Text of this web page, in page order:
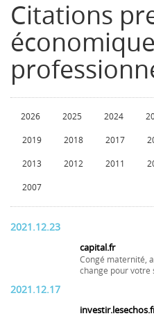
Citations
2026 2025 2024
2019 2018 2017
2013 2012 2011
2007
2021.12.23
capital.fr
Congé maternité,
change pour votre
2021.12.17